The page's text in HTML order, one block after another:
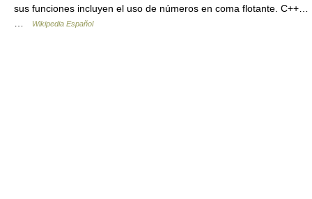
sus funciones incluyen el uso de números en coma flotante. C++…
Wikipedia Español